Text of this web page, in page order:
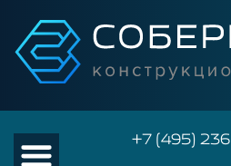
+7 (495)